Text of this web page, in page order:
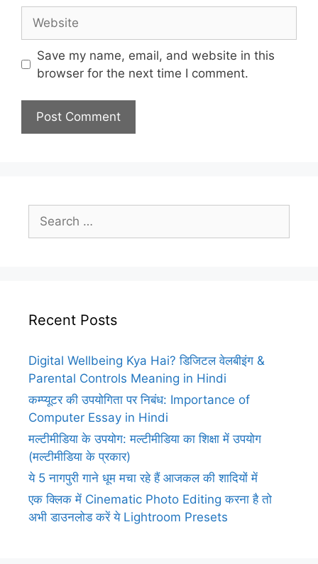
Save my name, email, and website in this
browser for the next time I comment.
Search
for:
Recent Posts
Digital Wellbeing Kya Hai? डिजिटल वेलबीइंग &
Parental Controls Meaning in Hindi
कम्प्यूटर की उपयोगिता पर निबंध: Importance of
Computer Essay in Hindi
मल्टीमीडिया के उपयोग: मल्टीमीडिया का शिक्षा में उपयोग
(मल्टीमीडिया के प्रकार)
ये 5 नागपुरी गाने धूम मचा रहे हैं आजकल की शादियों में
एक क्लिक में Cinematic Photo Editing करना है तो
अभी डाउनलोड करें ये Lightroom Presets